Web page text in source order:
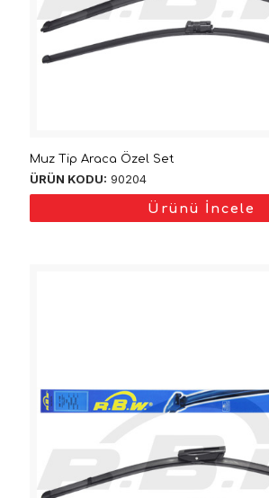
Muz Tip Araca Özel Set
ÜRÜN KODU: 90204
Ürünü İncele